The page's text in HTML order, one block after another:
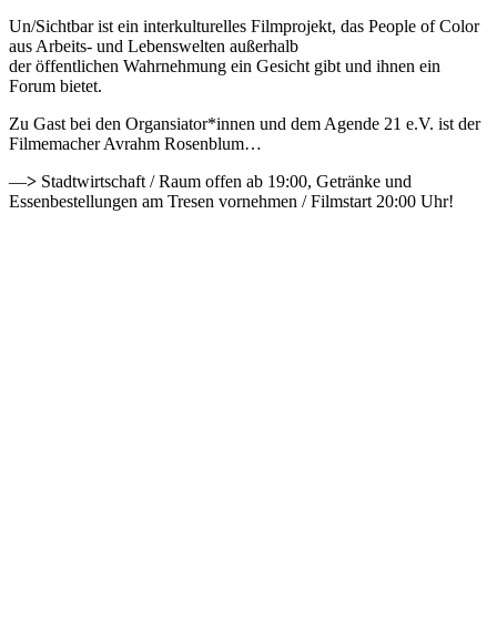
Un/Sichtbar ist ein interkulturelles Filmprojekt, das People of Color
aus Arbeits- und Lebenswelten außerhalb
der öffentlichen Wahrnehmung ein Gesicht gibt und ihnen ein
Forum bietet.
Zu Gast bei den Organsiator*innen und dem Agende 21 e.V. ist der
Filmemacher Avrahm Rosenblum…
—> Stadtwirtschaft / Raum offen ab 19:00, Getränke und
Essenbestellungen am Tresen vornehmen / Filmstart 20:00 Uhr!